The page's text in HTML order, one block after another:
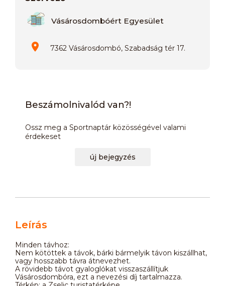
Vásárosdombóért Egyesület
7362 Vásárosdombó, Szabadság tér 17.
Beszámolnivalód van?!
Ossz meg a Sportnaptár közösségével valami
érdekeset
új bejegyzés
Leírás
Minden távhoz:
Nem kötöttek a távok, bárki bármelyik távon kiszállhat,
vagy hosszabb távra átnevezhet.
A rövidebb távot gyaloglókat visszaszállítjuk
Vásárosdombóra, ezt a nevezési díj tartalmazza.